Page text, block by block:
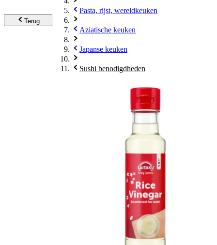
Terug
Pasta, rijst, wereldkeuken
Aziatische keuken
Japanse keuken
Sushi benodigdheden